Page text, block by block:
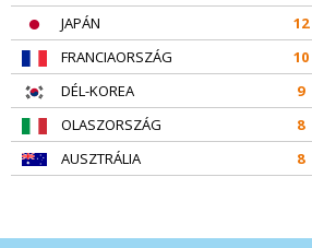
JAPÁN
12
FRANCIAORSZÁG
10
DÉL-KOREA
9
OLASZORSZÁG
8
AUSZTRÁLIA
8